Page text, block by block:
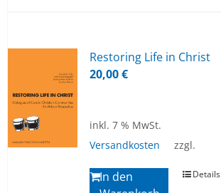
Res­to­ring Life in Christ
20,00€
inkl. 7 % MwSt.
zzgl.
Versandkosten
In den
Details